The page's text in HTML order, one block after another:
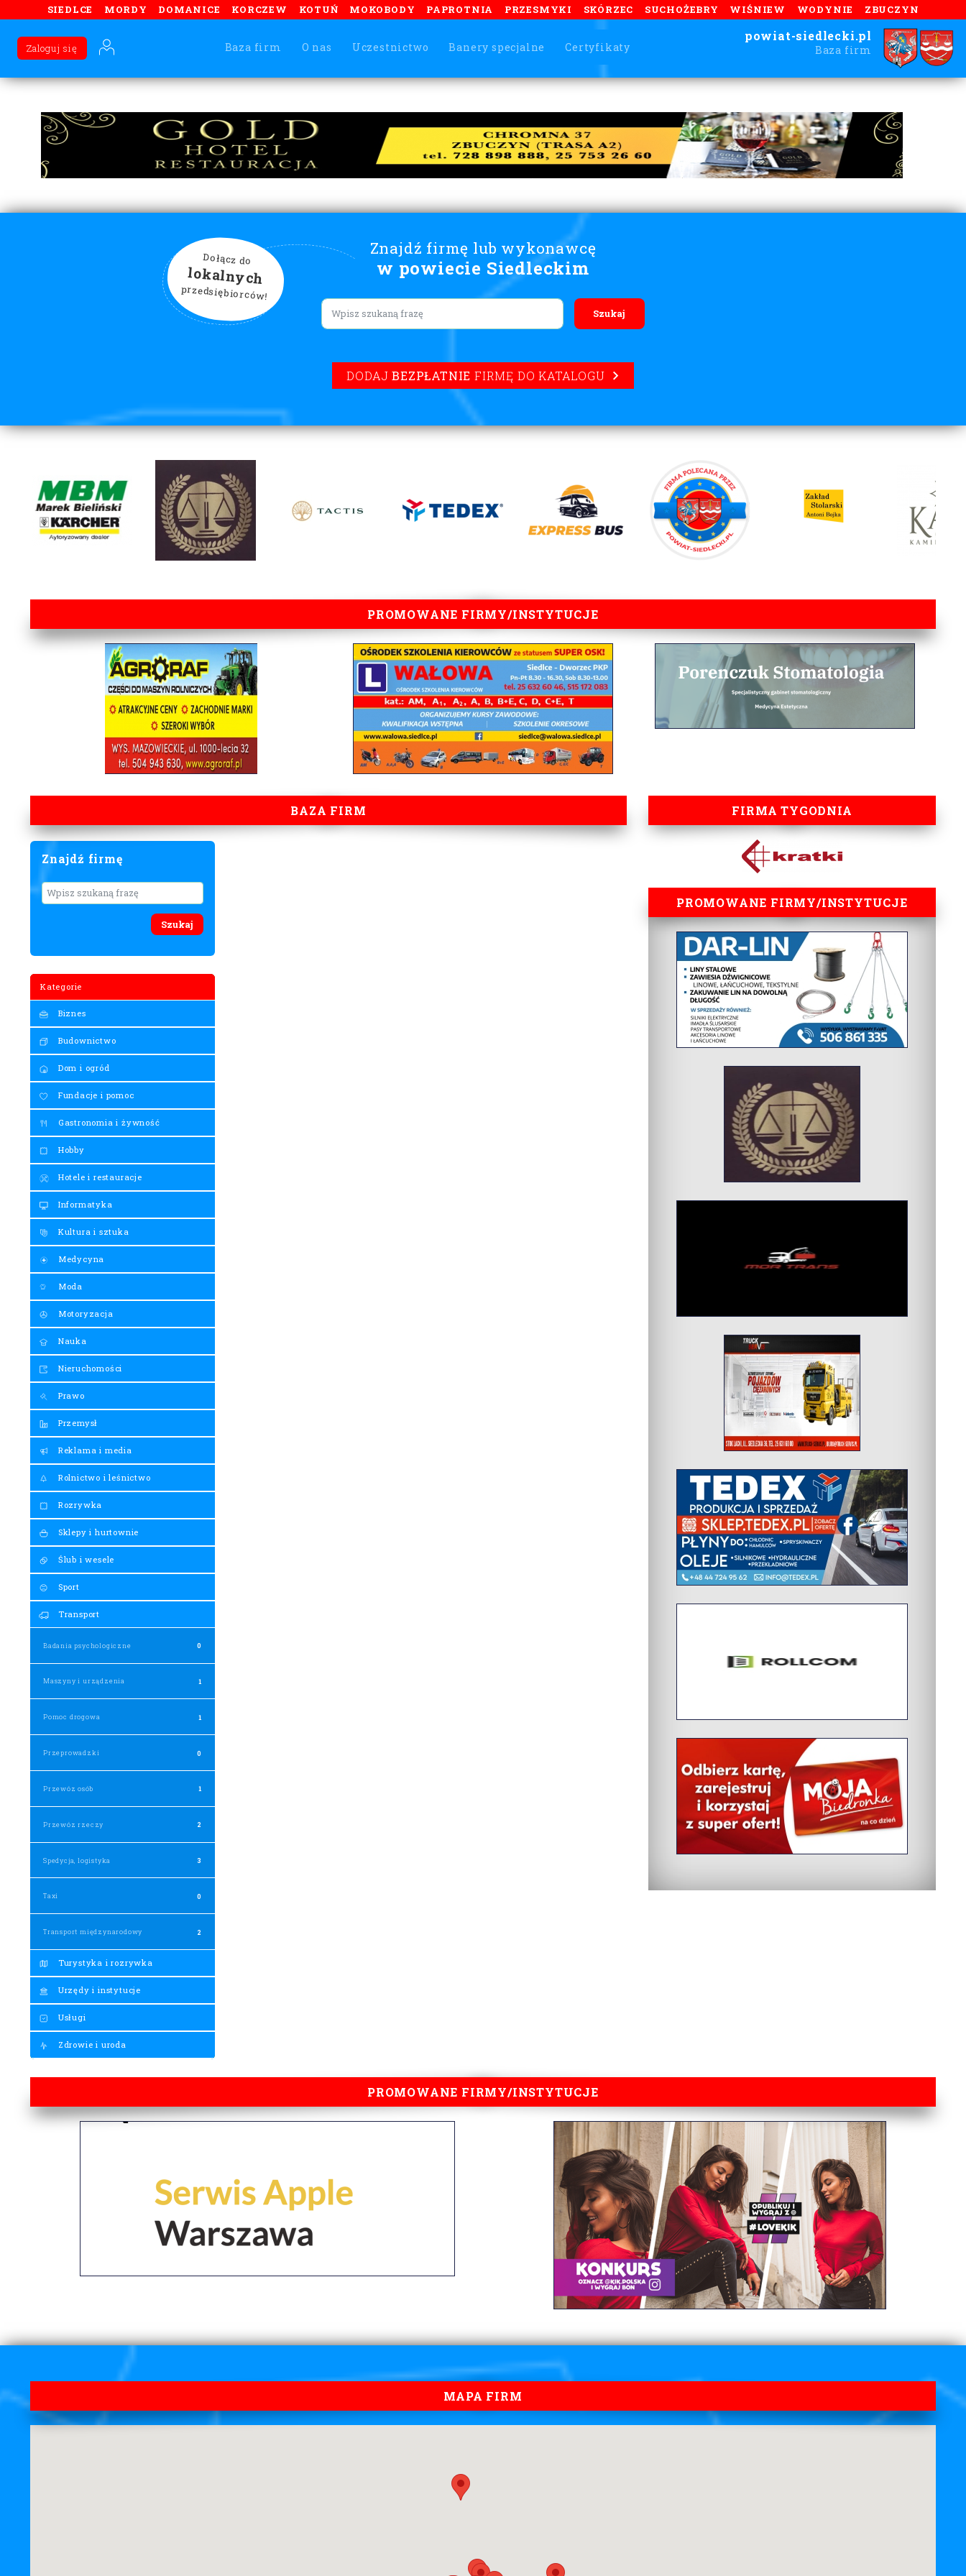
SIEDLCE MORDY DOMANICE KORCZEW KOTUŃ MOKOBODY PAPROTNIA PRZESMYKI SKÓRZEC SUCHOŻEBRY WIŚNIEW WODYNIE ZBUCZYN
Baza firm O nas Uczestnictwo Banery specjalne Certyfikaty
Zaloguj się
powiat-siedlecki.pl
Baza firm
Znajdź firmę lub wykonawcę
w powiecie Siedleckim
Dołącz do
lokalnych
przedsiębiorców!
Lorem ipsum
DODAJBEZPŁATNIE FIRMĘ DO KATALOGU
lorem ipsum
PROMOWANE FIRMY/INSTYTUCJE
BAZA FIRM
Znajdź firmę
Wyszukaj
Kategorie
Biznes
Budownictwo
Dom i ogród
Fundacje i pomoc
Gastronomia i żywność
Hobby
Hotele i restauracje
Informatyka
Kultura i sztuka
Medycyna
Moda
Motoryzacja
Nauka
Nieruchomości
Prawo
Przemysł
Reklama i media
Rolnictwo i leśnictwo
Rozrywka
Sklepy i hurtownie
Ślub i wesele
Sport
Transport
Badania psychologiczne 0
Maszyny i urządzenia 1
Pomoc drogowa 1
Przeprowadzki 0
Przewóz osób 1
Przewóz rzeczy 2
Spedycja, logistyka 3
Taxi 0
Transport międzynarodowy 2
Turystyka i rozrywka
Urzędy i instytucje
Usługi
Zdrowie i uroda
FIRMA TYGODNIA
PROMOWANE FIRMY/INSTYTUCJE
PROMOWANE FIRMY/INSTYTUCJE
MAPA FIRM